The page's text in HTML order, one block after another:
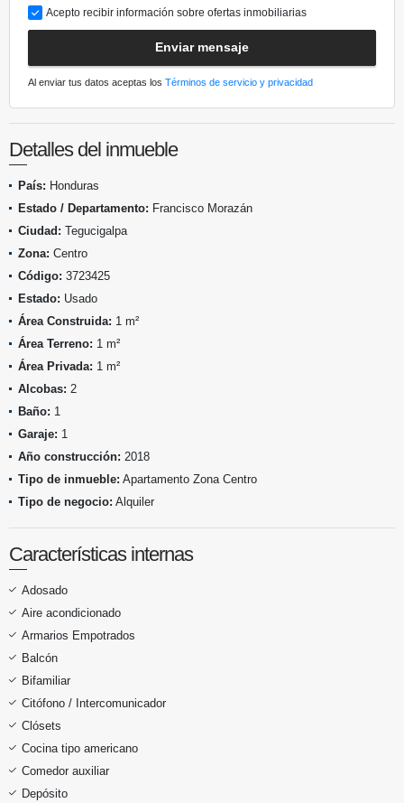
Acepto recibir información sobre ofertas inmobiliarias
Enviar mensaje
Al enviar tus datos aceptas los Términos de servicio y privacidad
Detalles del inmueble
País: Honduras
Estado / Departamento: Francisco Morazán
Ciudad: Tegucigalpa
Zona: Centro
Código: 3723425
Estado: Usado
Área Construida: 1 m²
Área Terreno: 1 m²
Área Privada: 1 m²
Alcobas: 2
Baño: 1
Garaje: 1
Año construcción: 2018
Tipo de inmueble: Apartamento Zona Centro
Tipo de negocio: Alquiler
Características internas
Adosado
Aire acondicionado
Armarios Empotrados
Balcón
Bifamiliar
Citófono / Intercomunicador
Clósets
Cocina tipo americano
Comedor auxiliar
Depósito